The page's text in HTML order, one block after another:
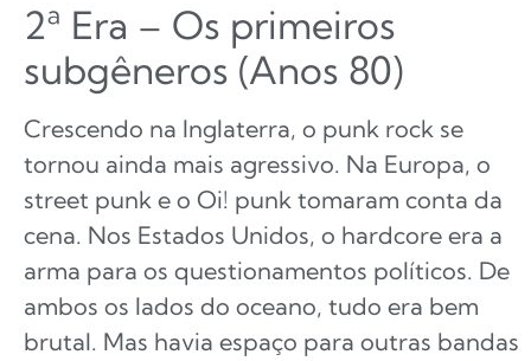
2ª Era – Os primeiros
subgêneros (Anos 80)
Crescendo na Inglaterra, o punk rock se
tornou ainda mais agressivo. Na Europa, o
street punk e o Oi! punk tomaram conta da
cena. Nos Estados Unidos, o hardcore era a
arma para os questionamentos políticos. De
ambos os lados do oceano, tudo era bem
brutal. Mas havia espaço para outras bandas